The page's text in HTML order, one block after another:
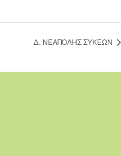
Δ. ΝΕΑΠΟΛΗΣ ΣΥΚΕΩΝ